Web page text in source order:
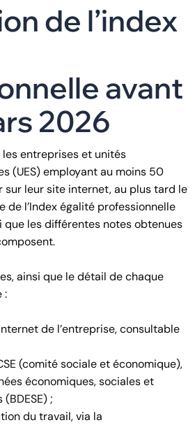
de l’index
avant
2026
entreprises et unités
(UES) employant au moins 50
sur leur site internet, au plus tard le
de l’Index égalité professionnelle
que les différentes notes obtenues
ainsi que le détail de chaque
:
de l’entreprise, consultable
(comité sociale et économique),
économiques, sociales et
;
du travail, via la